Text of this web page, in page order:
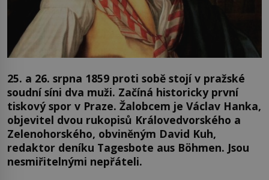
25. a 26. srpna 1859 proti sobě stojí v pražské
soudní síni dva muži. Začíná historicky první
tiskový spor v Praze. Žalobcem je Václav Hanka,
objevitel dvou rukopisů Královedvorského a
Zelenohorského, obviněným David Kuh,
redaktor deníku Tagesbote aus Böhmen. Jsou
nesmiřitelnými nepřáteli.